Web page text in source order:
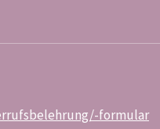
formular